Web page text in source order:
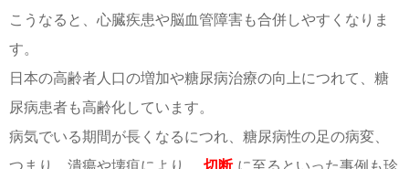
こうなると、心臓疾患や脳血管障害も合併しやすくなりま
す。
日本の高齢者人口の増加や糖尿病治療の向上につれて、糖
尿病患者も高齢化しています。
病気でいる期間が長くなるにつれ、糖尿病性の足の病変、